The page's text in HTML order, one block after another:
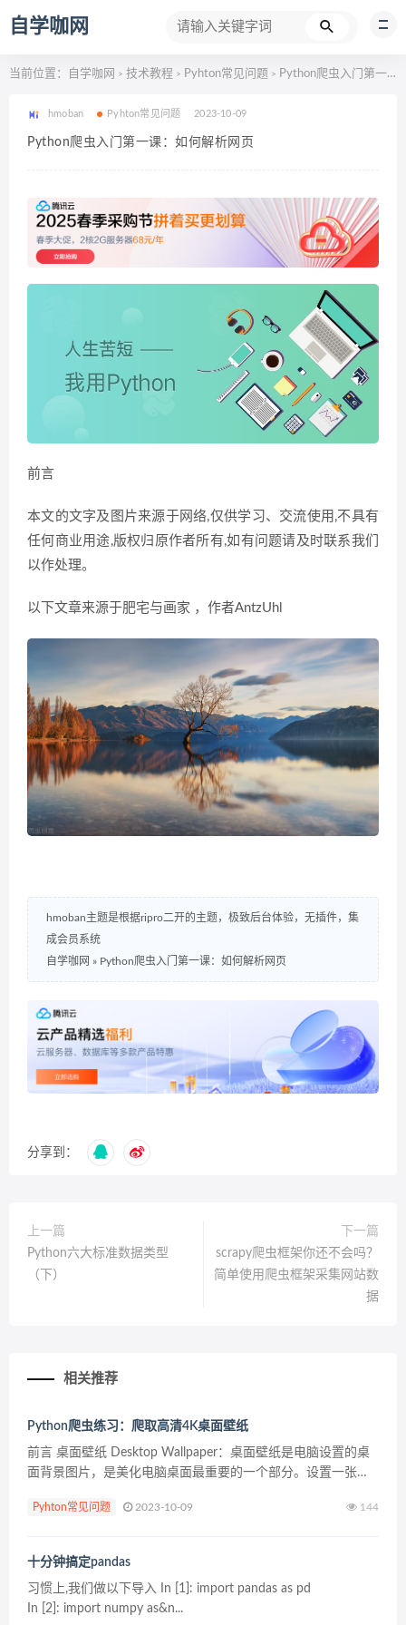
自学咖网
当前位置： 自学咖网 > 技术教程 > Pyhton常见问题 > Python爬虫入门第一课：如何解析网页
hmoban Pyhton常见问题 2023-10-09
Python爬虫入门第一课：如何解析网页
前言
本文的文字及图片来源于网络,仅供学习、交流使用,不具有
任何商业用途,版权归原作者所有,如有问题请及时联系我们
以作处理。
以下文章来源于肥宅与画家 ，作者AntzUhl
hmoban主题是根据ripro二开的主题，极致后台体验，无插件，集
成会员系统
自学咖网 » Python爬虫入门第一课：如何解析网页
分享到：
上一篇
Python六大标准数据类型
（下）
下一篇
scrapy爬虫框架你还不会吗？
简单使用爬虫框架采集网站数
据
相关推荐
Python爬虫练习：爬取高清4K桌面壁纸
前言 桌面壁纸 Desktop Wallpaper：桌面壁纸是电脑设置的桌
面背景图片，是美化电脑桌面最重要的一个部分。设置一张自
舒服。 电脑屏幕所使用的各种背景图片，...
Pyhton常见问题 2023-10-09 144
十分钟搞定pandas
习惯上,我们做以下导入 In [1]: import pandas as pd
In [2]: import numpy as&n...